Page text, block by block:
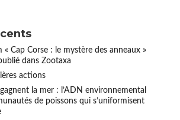
« Cap Corse : le mystère des anneaux »
dans Zootaxa
actions
la mer : l’ADN environnemental
de poissons qui s’uniformisent